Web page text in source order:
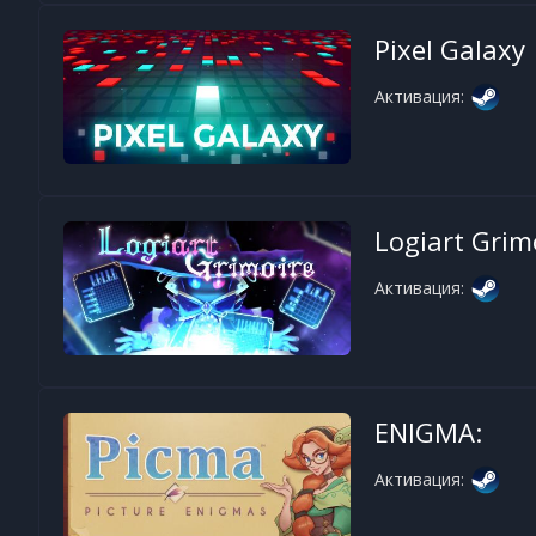
Pixel Galaxy
Активация:
Logiart
Активация:
ENIGMA:
Активация: